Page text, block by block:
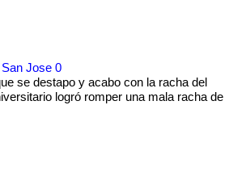
Jose 0
se destapo y acabo con la racha del
logró romper una mala racha de